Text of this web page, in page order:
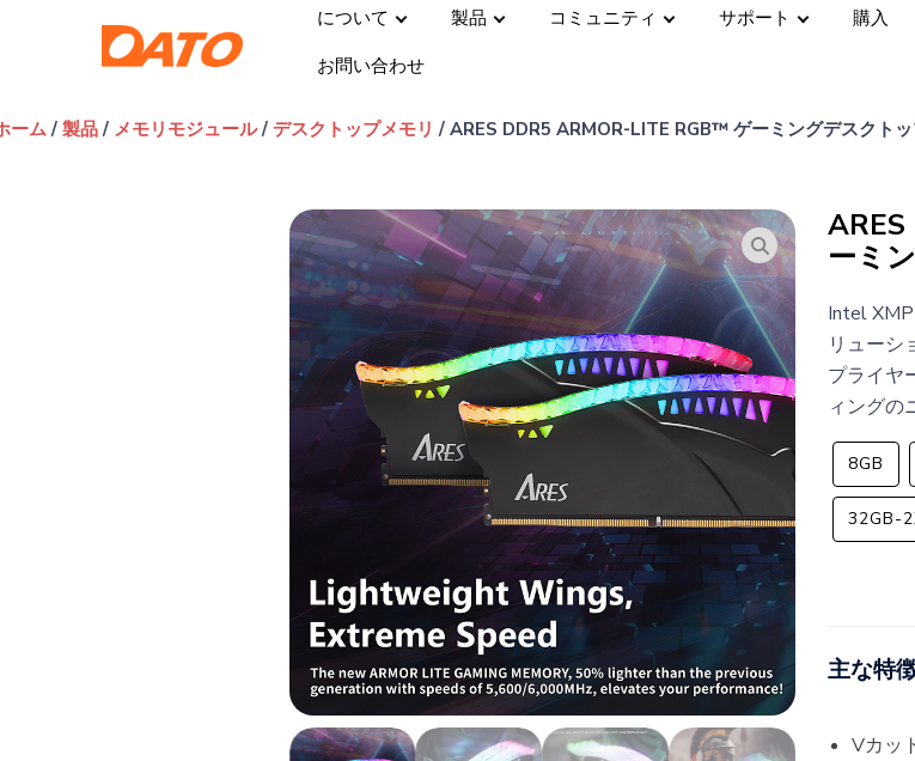
について 製品 コミュニティ サポート
購入
お問い合わせ
ーム/製品/ メモリモジュール/デスクトップメモリ / ARES DDR5 ARMOR-LITE RGB™ ゲーミングデスクトッ
ーミ
Intel
リューシ
プライヤ
ィングの
8GB
32GB-
主な特
Vカッ